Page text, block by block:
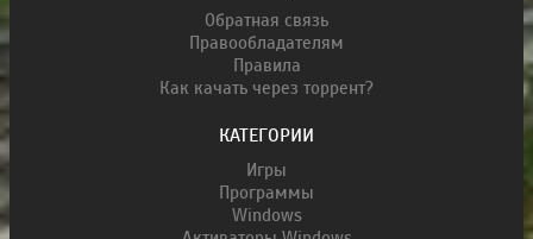
Обратная связь
Правообладателям
Правила
Как качать через торрент?
КАТЕГОРИИ
Игры
Программы
Windows